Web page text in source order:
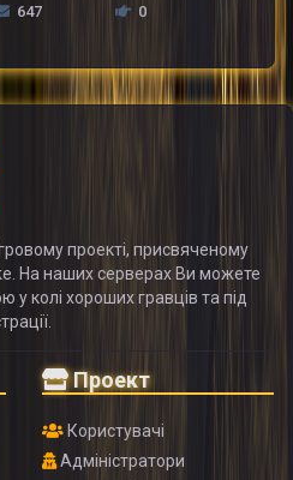
647 0
проекті, присвяченому
На наших серверах Ви можете
колі хороших гравців та під
Проект
Користувачі
Адміністратори